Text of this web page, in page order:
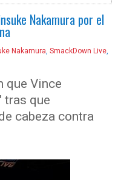
Nakamura por el
Nakamura, SmackDown Live,
que Vince
tras que
cabeza contra